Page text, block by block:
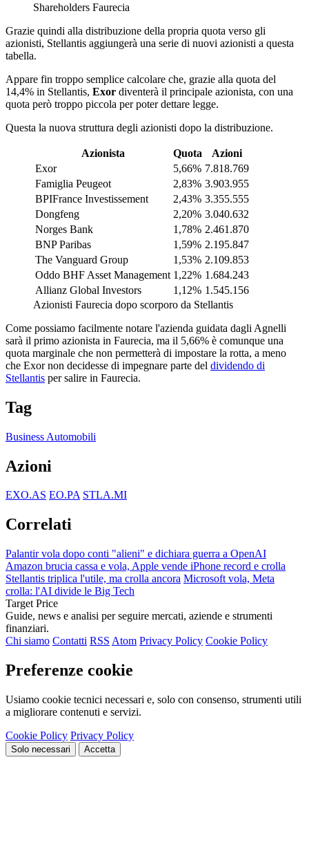
Shareholders Faurecia
Grazie quindi alla distribuzione della propria quota verso gli
azionisti, Stellantis aggiungerà una serie di nuovi azionisti a questa
tabella.
Appare fin troppo semplice calcolare che, grazie alla quota del
14,4% in Stellantis, Exor diventerà il principale azionista, con una
quota però troppo piccola per poter dettare legge.
Questa la nuova struttura degli azionisti dopo la distribuzione.
Azionista Quota
Azioni
Exor
5,66% 7.818.769
Famiglia Peugeot
2,83% 3.903.955
BPIFrance Investissement
2,43% 3.355.555
Dongfeng
2,20% 3.040.632
Norges Bank
1,78% 2.461.870
BNP Paribas
1,59% 2.195.847
The Vanguard Group
1,53% 2.109.853
Oddo BHF Asset Management 1,22% 1.684.243
Allianz Global Investors
1,12% 1.545.156
Azionisti Faurecia dopo scorporo da Stellantis
Come possiamo facilmente notare l'azienda guidata dagli Agnelli
sarà il primo azionista in Faurecia, ma il 5,66% è comunque una
quota marginale che non permetterà di impostare la rotta, a meno
che Exor non decidesse di impegnare parte del dividendo di
Stellantis per salire in Faurecia.
Tag
Business Automobili
Azioni
EXO.AS EO.PA STLA.MI
Correlati
Palantir vola dopo conti "alieni" e dichiara guerra a OpenAI
Amazon brucia cassa e vola, Apple vende iPhone record e crolla
Stellantis triplica l'utile, ma crolla ancora Microsoft vola, Meta
crolla: l'AI divide le Big Tech
Target Price
Guide, news e analisi per seguire mercati, aziende e strumenti
finanziari.
Chi siamo Contatti RSS Atom Privacy Policy Cookie Policy
Preferenze cookie
Usiamo cookie tecnici necessari e, solo con consenso, strumenti utili
a migliorare contenuti e servizi.
Cookie Policy Privacy Policy
Solo necessari Accetta